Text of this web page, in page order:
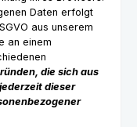
Daten erfolgt
aus unserem
an einem
die sich aus
dieser